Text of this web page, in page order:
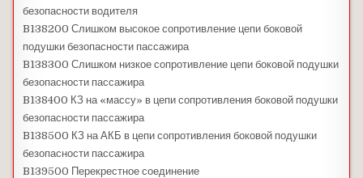
безопасности водителя
B138200 Слишком высокое сопротивление цепи боковой
подушки безопасности пассажира
B138300 Слишком низкое сопротивление цепи боковой подушки
безопасности пассажира
B138400 КЗ на «массу» в цепи сопротивления боковой подушки
безопасности пассажира
B138500 КЗ на АКБ в цепи сопротивления боковой подушки
безопасности пассажира
B139500 Перекрестное соединение